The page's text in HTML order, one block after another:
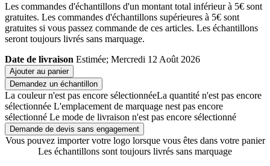
Les commandes d'échantillons d'un montant total inférieur à 5€ sont
gratuites. Les commandes d'échantillons supérieures à 5€ sont
gratuites si vous passez commande de ces articles. Les échantillons
seront toujours livrés sans marquage.
Date de livraison Estimée; Mercredi 12 Août 2026
Ajouter au panier
Demandez un échantillon
La couleur n'est pas encore sélectionnéeLa quantité n'est pas encore
sélectionnée L'emplacement de marquage nest pas encore
sélectionné Le mode de livraison n'est pas encore sélectionné
Demande de devis sans engagement
Vous pouvez importer votre logo lorsque vous êtes dans votre panier
Les échantillons sont toujours livrés sans marquage